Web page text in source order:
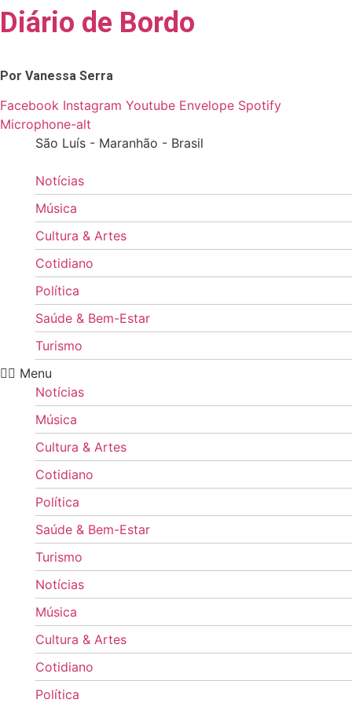
Skip
to
Diário de Bordo
Por Vanessa Serra
Facebook Instagram Youtube Envelope Spotify
Microphone-alt
São Luís - Maranhão - Brasil
Notícias
Música
Cultura & Artes
Cotidiano
Política
Saúde & Bem-Estar
Turismo
Menu
Notícias
Música
Cultura & Artes
Cotidiano
Política
Saúde & Bem-Estar
Turismo
Notícias
Música
Cultura & Artes
Cotidiano
Política